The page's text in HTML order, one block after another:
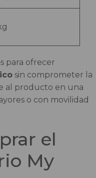
para ofrecer
sin comprometer la
al producto en una
o con movilidad
el
My